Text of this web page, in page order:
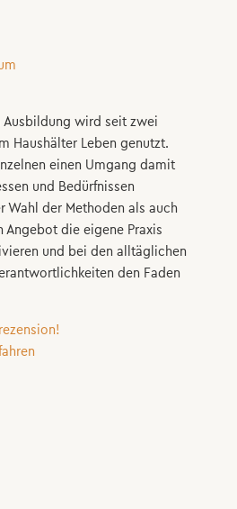
Ausbildung wird seit zwei
Haushälter Leben genutzt.
einen Umgang damit
und Bedürfnissen
der Methoden als auch
Angebot die eigene Praxis
und bei den alltäglichen
den Faden